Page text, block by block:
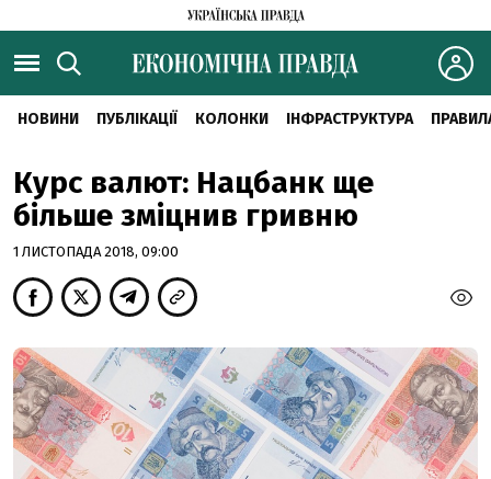
НОВИНИ ПУБЛІКАЦІЇ КОЛОНКИ ІНФРАСТРУКТУРА
Курс валют: Нацбанк ще
більше зміцнив гривню
1 ЛИСТОПАДА 2018, 09:00